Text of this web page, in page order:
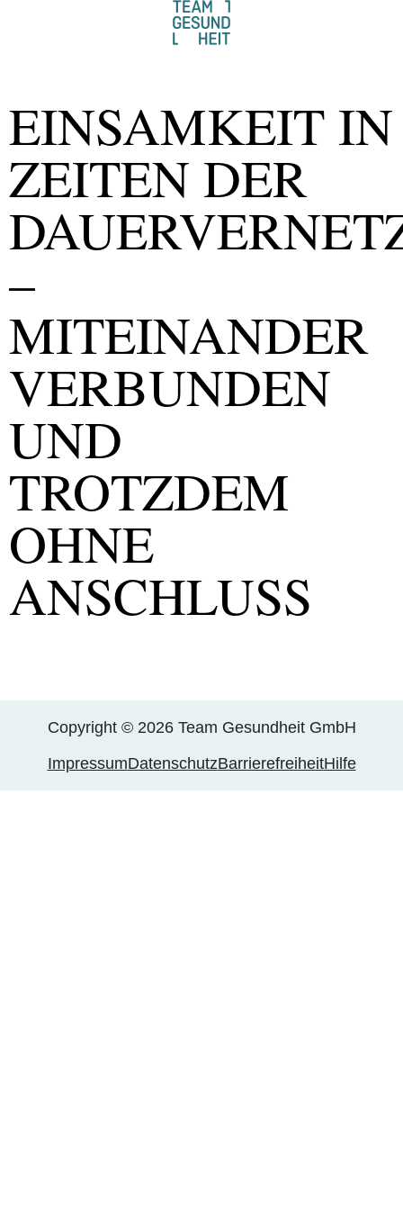
EINSAMKEIT IN
ZEITEN DER
–
MITEINANDER
VERBUNDEN
UND
TROTZDEM
OHNE
ANSCHLUSS
Copyright © 2026 Team Gesundheit GmbH
ImpressumDatenschutzBarrierefreiheitHilfe